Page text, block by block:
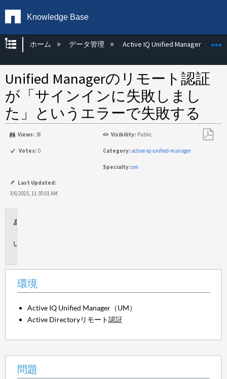
Knowledge Base
グローバル階層を展開/折りたたむ
ホーム データ管理 Active IQ Unified Manager
Unified Managerのリモート認証
が「サインインに失敗しまし
た」というエラーで失敗する
Views: 38 Visibility: Public
Votes: 0 Category: active-iq-unified-manager
Specialty:om
Last Updated:
3/6/2025, 11:35:01 AM
環境
Active IQ Unified Manager（UM）
Active Directoryリモート認証
問題